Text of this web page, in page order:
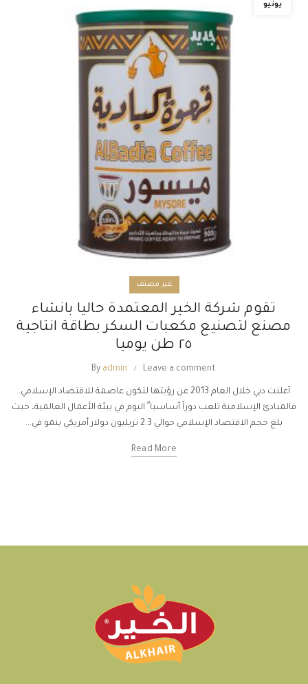
يونيو
غير مصنف
تقوم شركة الخير المعتمدة حاليا بانشاء
مصنع لتصنيع مكعبات السكر بطاقة انتاجية
٢٥ طن يوميا
By admin Leave a comment
أعلنت دبي خلال العام 2013 عن رؤيتها لتكون عاصمة للاقتصاد الإسلامي.
فالمبادئ الإسلامية تلعب دوراً أساسيا ً اليوم في بيئة الأعمال العالمية، حيث
بلغ حجم الاقتصاد الإسلامي حوالي 2.3 تريليون دولار أمريكي بنمو في...
Read More